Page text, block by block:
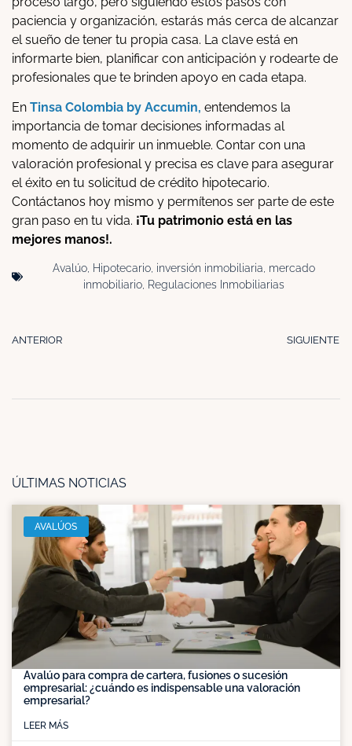
paciencia y organización, estarás más cerca de alcanzar
el sueño de tener tu propia casa. La clave está en
informarte bien, planificar con anticipación y rodearte de
profesionales que te brinden apoyo en cada etapa.
En Tinsa Colombia by Accumin, entendemos la
importancia de tomar decisiones informadas al
momento de adquirir un inmueble. Contar con una
valoración profesional y precisa es clave para asegurar
el éxito en tu solicitud de crédito hipotecario.
Contáctanos hoy mismo y permítenos ser parte de este
gran paso en tu vida. ¡Tu patrimonio está en las
mejores manos!.
Avalúo, Hipotecario, inversión inmobiliaria, mercado
inmobiliario, Regulaciones Inmobiliarias
ANTERIOR SIGUIENTE
ÚLTIMAS NOTICIAS
AVALÚOS
Avalúo para compra de cartera, fusiones o sucesión
empresarial: ¿cuándo es indispensable una valoración
empresarial?
LEER MÁS